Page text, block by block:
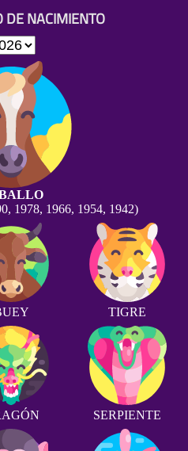
DE NACIMIENTO
1978, 1966, 1954, 1942)
TIGRE
SERPIENTE